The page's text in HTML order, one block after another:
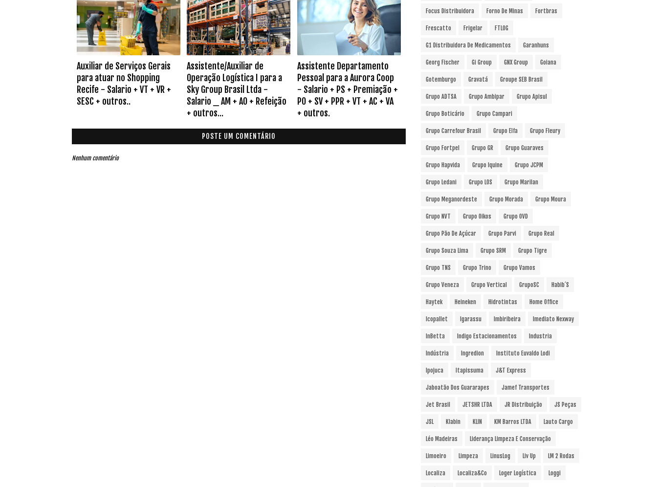
Auxiliar de Serviços Gerais
para atuar no Shopping
Recife - Salario + VT + VR +
SESC + outros..
Assistente/Auxiliar de
Operação Logística I para a
Sky Group Brasil Ltda -
Salario _ AM + AO + Refeição
+ outros...
Assistente Departamento
Pessoal para a Aurora Coop
- Salario + PS + Premiação +
PO + SV + PPR + VT + AC + VA
+ outros.
POSTE UM COMENTÁRIO
Nenhum comentário
Focus Distribuidora Forno De Minas Fortbras
Frescatto Frigelar FTLOG
G1 Distribuidora De Medicamentos Garanhuns
Georg Fischer Gi Group GNX Group Goiana
Gotemburgo Gravatá Groupe SEB Brasil
Grupo ADTSA Grupo Ambipar Grupo Apisul
Grupo Boticário Grupo Campari
Grupo Carrefour Brasil Grupo Elfa Grupo Fleury
Grupo Fortpel Grupo GR Grupo Guaraves
Grupo Hapvida Grupo Iquine Grupo JCPM
Grupo Ledani Grupo LOS Grupo Marilan
Grupo Meganordeste Grupo Morada Grupo Moura
Grupo NVT Grupo Oikos Grupo OVD
Grupo Pão De Açúcar Grupo Parvi Grupo Real
Grupo Souza Lima Grupo SRM Grupo Tigre
Grupo TNS Grupo Trino Grupo Vamos
Grupo Veneza Grupo Vertical GrupoSC Habib´s
Haytek Heineken Hidrotintas Home Office
Icopallet Igarassu Imbiribeira Imediato Nexway
InBetta Indigo Estacionamentos Industria
Indústria Ingredion Instituto Euvaldo Lodi
Ipojuca Itapissuma J&T Express
Jaboatão Dos Guararapes Jamef Transportes
Jet Brasil JETSHR LTDA JR Distribuição JS Peças
JSL Klabin KLIN KM Barros LTDA Lauto Cargo
Léo Madeiras Liderança Limpeza E Conservação
Limoeiro Limpeza LinusLog Liv Up LM 2 Rodas
Localiza Localiza&Co Loger Logística Loggi